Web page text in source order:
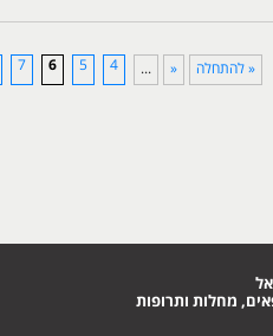
« להתחלה «
...
4
5
6
7
מחלות ותרופות